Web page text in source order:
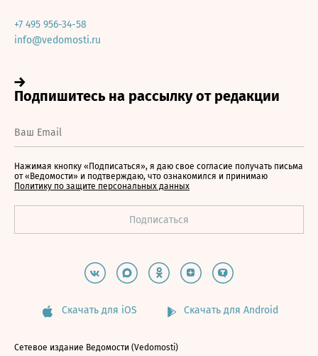
+7 495 956-34-58
info@vedomosti.ru
Нажимая кнопку «Подписаться», я даю свое согласие получать письма
от «Ведомости» и подтверждаю, что ознакомился и принимаю
Политику по защите персональных данных
Скачать для iOS Скачать для Android
Сетевое издание Ведомости (Vedomosti)